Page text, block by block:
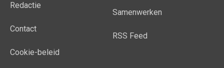
Redactie
Contact
Cookie-beleid
Samenwerken
RSS Feed